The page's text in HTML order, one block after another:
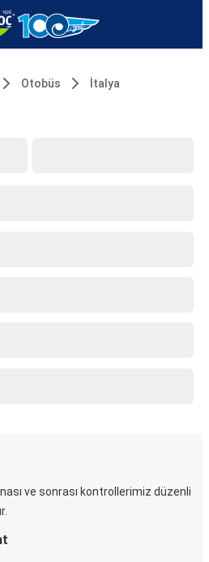
Otobüs İtalya
ve sonrası kontrollerimiz düzenli